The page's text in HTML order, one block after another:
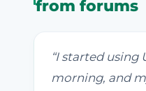
from forums
“I started using
morning, and